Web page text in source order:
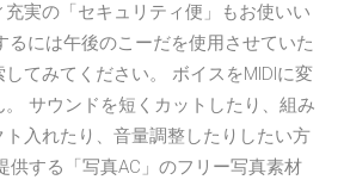
実の「セキュリティ便」もお使いい
るには午後のこーだを使用させていた
てみてください。 ボイスをMIDIに変
サウンドを短くカットしたり、組み
入れたり、音量調整したりしたい方
供する「写真AC」のフリー写真素材